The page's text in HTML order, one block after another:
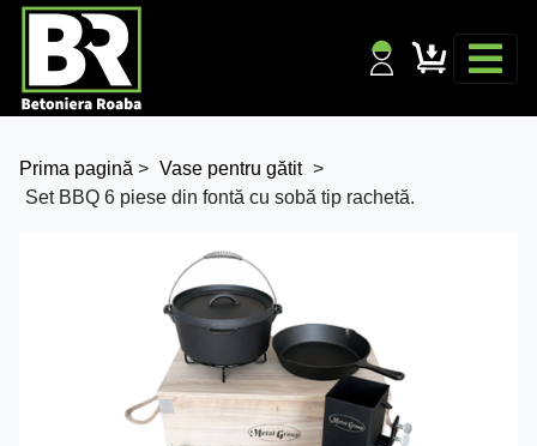
Prima pagină > Vase pentru gătit >
Set BBQ 6 piese din fontă cu sobă tip rachetă.